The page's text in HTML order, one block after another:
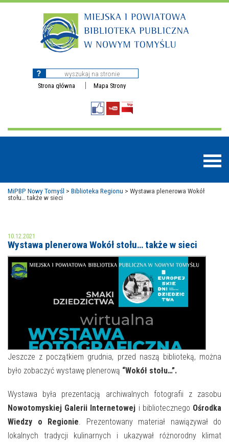
Strona główna Mapa Strony
MOJE KONTO
AKTUALNOŚCI
NAJBLIŻSZE WYDARZENIA
WYDARZENIA BIEŻĄCE
WYDARZYŁO SIĘ
STREFA WIEDZY O REGIONIE
STREFA KOLORU
FORMY STAŁE
NASZE FILIE
WYDARZENIA KULTURALNE
FOTO
MiPBP Nowy Tomyśl > Biblioteka Regionu > Wystawa plenerowa Wokół
stołu… także w sieci
10.12.2021
Wystawa plenerowa Wokół stołu… także w sieci
Jeszcze z początkiem grudnia, przed naszą biblioteką, można
było zobaczyć wystawę plenerową “Wokół stołu…”.
Wystawa była prezentacją archiwalnych fotografii z zasobu
Nowotomyskiej Galerii Internetowej i bibliotecznego Ośrodka
Wiedzy o Regionie. Prezentowany materiał nawiązywał do
lokalnych tradycji kulinarnych i ukazywał różnorodny klimat